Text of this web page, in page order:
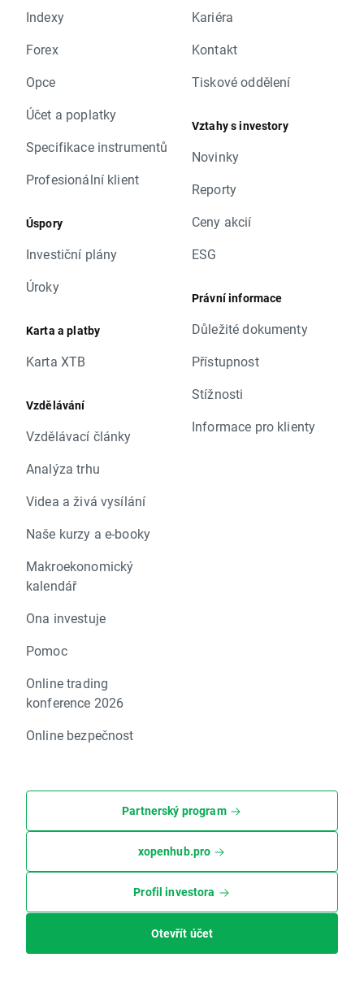
Indexy
Forex
Opce
Účet a poplatky
Specifikace instrumentů
Profesionální klient
Úspory
Investiční plány
Úroky
Karta a platby
Karta XTB
Vzdělávání
Vzdělávací články
Analýza trhu
Videa a živá vysílání
Naše kurzy a e-booky
Makroekonomický
kalendář
Ona investuje
Pomoc
Online trading
konference 2026
Online bezpečnost
Kariéra
Kontakt
Tiskové oddělení
Vztahy s investory
Novinky
Reporty
Ceny akcií
ESG
Právní informace
Důležité dokumenty
Přístupnost
Stížnosti
Informace pro klienty
Partnerský program
xopenhub.pro
Profil investora
Otevřít účet